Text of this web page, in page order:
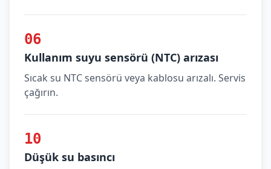
06
Kullanım suyu sensörü (NTC) arızası
Sıcak su NTC sensörü veya kablosu arızalı. Servis
çağırın.
10
Düşük su basıncı